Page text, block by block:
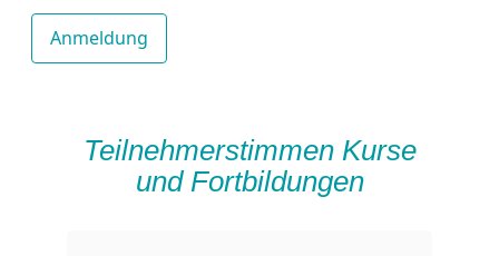
Teilnehmerstimmen Kurse
und Fortbildungen